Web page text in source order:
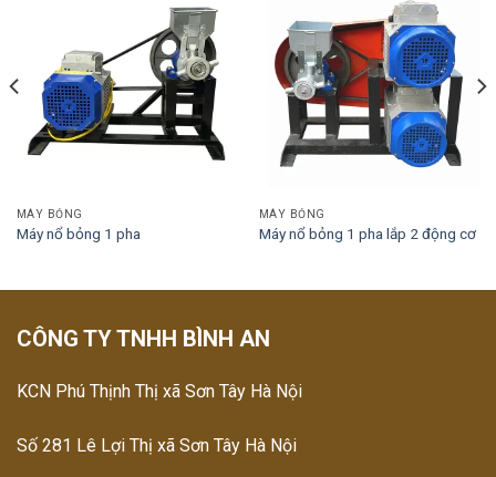
MÁY BỎNG
Máy nổ bỏng 1 pha
MÁY BỎNG
Máy nổ bỏng 1 pha lắp 2 động cơ
CÔNG TY TNHH BÌNH AN
KCN Phú Thịnh Thị xã Sơn Tây Hà Nội
Số 281 Lê Lợi Thị xã Sơn Tây Hà Nội